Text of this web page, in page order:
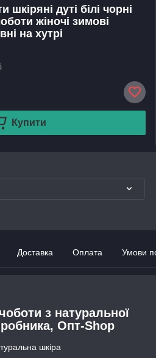
шкіряні дуті білі чорні
жіночі зимові
на хутрі
Купити
Доставка Оплата Умови
з натуральної
Опт-Shop
шкіра